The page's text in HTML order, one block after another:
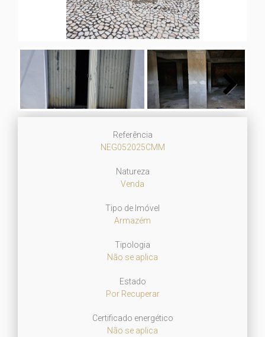
Next
Referência
NEG052025CMM
Natureza
Venda
Tipo de Imóvel
Armazém
Tipologia
Não se aplica
Estado
Por Recuperar
Certificado energético
Não se aplica